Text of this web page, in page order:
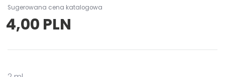
Sugerowana cena katalogowa
4,00 PLN